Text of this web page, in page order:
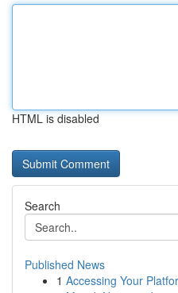
HTML is disabled
Search
Published News
1 Accessing Your